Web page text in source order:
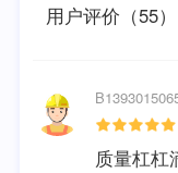
用户评价（55）
质量杠杠